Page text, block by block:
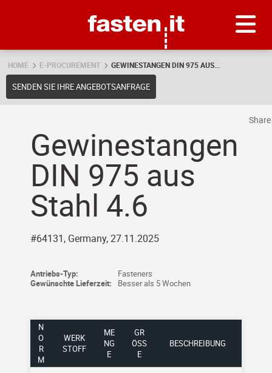
HOME E-PROCUREMENT GEWINESTANGEN DIN 975 AUS...
SENDEN SIE IHRE ANGEBOTSANFRAGE
Gewinestangen
DIN 975 aus
Stahl 4.6
#64131, Germany, 27.11.2025
Antriebs-Typ:
Fasteners
Gewünschte Lieferzeit:
Besser als 5 Wochen
N
O
R
M
WERK
STOFF
ME
NG
E
GR
ÖSSE
BESCHREIBUNG
Share